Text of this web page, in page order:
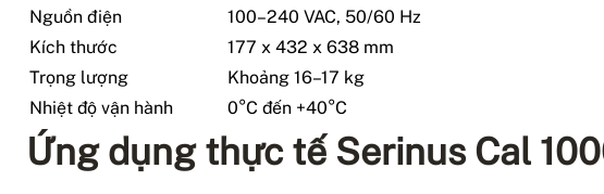
Nguồn điện
100–240 VAC, 50/60 Hz
Kích thước
177 x 432 x 638 mm
Trọng lượng
Khoảng 16–17 kg
Nhiệt độ vận hành
0°C đến +40°C
Ứng dụng thực tế Serinus Cal